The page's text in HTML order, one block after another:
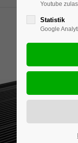
24h/
We offer support for our
Mon - Fri 8:00am -
Youtube
Statistik
Google